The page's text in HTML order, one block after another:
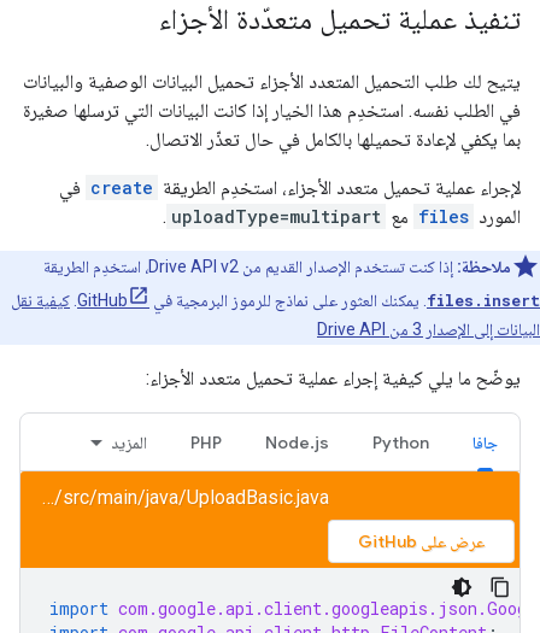
تنفيذ عملية تحميل متعدّدة الأجزاء
يتيح لك طلب التحميل المتعدد الأجزاء تحميل البيانات الوصفية والبيانات
في الطلب نفسه. استخدِم هذا الخيار إذا كانت البيانات التي ترسلها صغيرة
بما يكفي لإعادة تحميلها بالكامل في حال تعذّر الاتصال.
لإجراء عملية تحميل متعدد الأجزاء، استخدِم الطريقة create في
المورد files مع uploadType=multipart
.
ملاحظة: إذا كنت تستخدم الإصدار القديم من Drive API v2، استخدِم الطريقة
files.insert . يمكنك العثور على نماذج للرموز البرمجية في GitHub كيفية نقل
البيانات إلى الإصدار 3 من Drive API
يوضّح ما يلي كيفية إجراء عملية تحميل متعدد الأجزاء:
جافا Python
Node.js
PHP المزيد
drive/snippets/drive_v3/src/main/java/UploadBasic.java
عرض على GitHub
import